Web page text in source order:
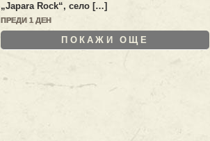
„Japara Rock“, село […]
ПРЕДИ 1 ДЕН
ПОКАЖИ ОЩЕ